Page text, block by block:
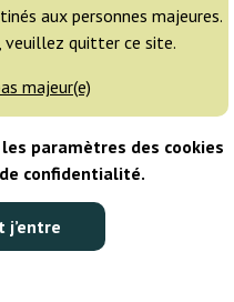
aux personnes majeures.
veuillez quitter ce site.
majeur(e)
paramètres des cookies
confidentialité.
j’entre
10 graines
EXPÉD. 24H 25% MOINS
10 graines
57,00 € 42,75 €
Nombre de paquets :